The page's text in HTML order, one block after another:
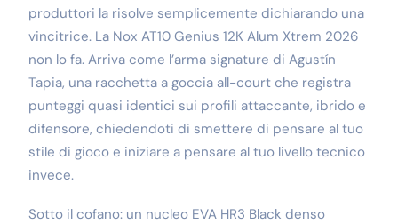
produttori la risolve semplicemente dichiarando una
vincitrice. La Nox AT10 Genius 12K Alum Xtrem 2026
non lo fa. Arriva come l’arma signature di Agustín
Tapia, una racchetta a goccia all-court che registra
punteggi quasi identici sui profili attaccante, ibrido e
difensore, chiedendoti di smettere di pensare al tuo
stile di gioco e iniziare a pensare al tuo livello tecnico
invece.
Sotto il cofano: un nucleo EVA HR3 Black denso